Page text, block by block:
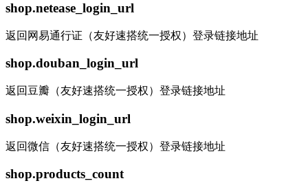
shop.netease_login_url
返回网易通行证（友好速搭统一授权）登录链接地址
shop.douban_login_url
返回豆瓣（友好速搭统一授权）登录链接地址
shop.weixin_login_url
返回微信（友好速搭统一授权）登录链接地址
shop.products_count